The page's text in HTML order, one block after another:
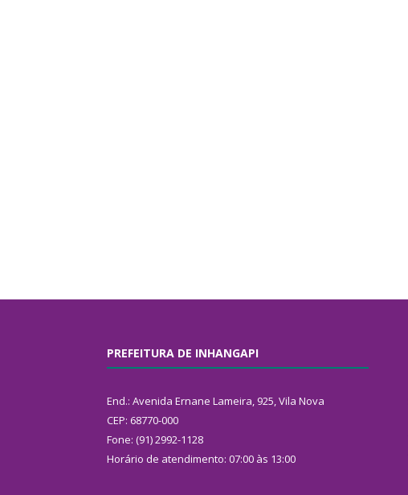
PREFEITURA DE INHANGAPI
End.: Avenida Ernane Lameira, 925, Vila Nova
CEP: 68770-000
Fone: (91) 2992-1128
Horário de atendimento: 07:00 às 13:00